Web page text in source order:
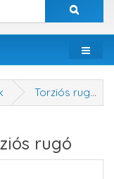
Torziós rugók
rugó